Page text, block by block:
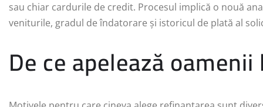
sau chiar cardurile de credit. Procesul implică o nouă
veniturile, gradul de îndatorare și istoricul de plată al
De ce apelează